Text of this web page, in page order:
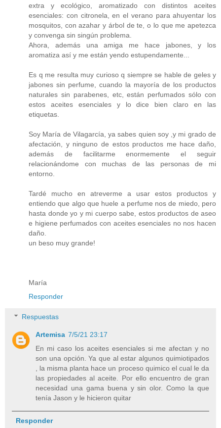
extra y ecológico, aromatizado con distintos aceites
esenciales: con citronela, en el verano para ahuyentar los
mosquitos, con azahar y árbol de te, o lo que me apetezca
y convenga sin singún problema.
Ahora, además una amiga me hace jabones, y los
aromatiza así y me están yendo estupendamente...
Es q me resulta muy curioso q siempre se hable de geles y
jabones sin perfume, cuando la mayoría de los productos
naturales sin parabenes, etc, están perfumados sólo con
estos aceites esenciales y lo dice bien claro en las
etiquetas.
Soy María de Vilagarcía, ya sabes quien soy ,y mi grado de
afectación, y ninguno de estos productos me hace daño,
además de facilitarme enormemente el seguir
relacionándome con muchas de las personas de mi
entorno.
Tardé mucho en atreverme a usar estos productos y
entiendo que algo que huele a perfume nos de miedo, pero
hasta donde yo y mi cuerpo sabe, estos productos de aseo
e higiene perfumados con aceites esenciales no nos hacen
daño.
un beso muy grande!
María
Responder
Respuestas
Artemisa 7/5/21 23:17
En mi caso los aceites esenciales si me afectan y no
son una opción. Ya que al estar algunos quimiotipados
, la misma planta hace un proceso quimico el cual le da
las propiedades al aceite. Por ello encuentro de gran
necesidad una gama buena y sin olor. Como la que
tenía Jason y le hicieron quitar
Responder